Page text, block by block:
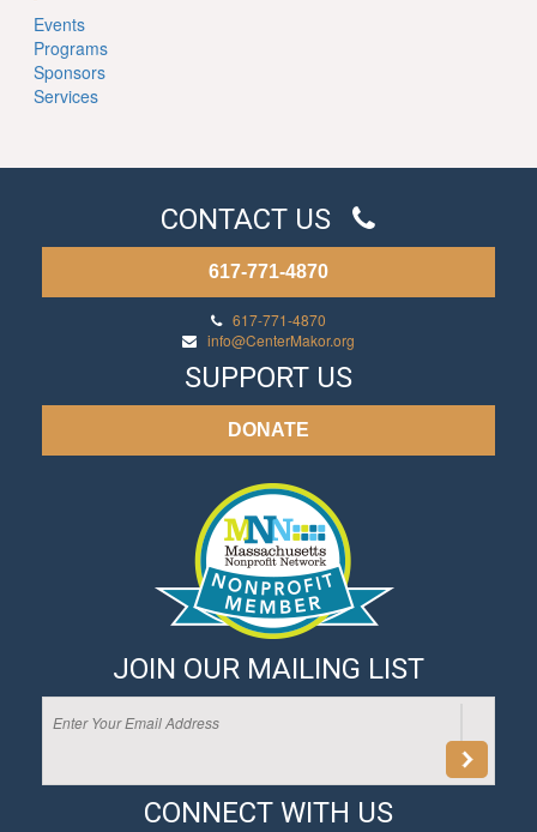
Events
Programs
Sponsors
Services
CONTACT US
617-771-4870
617-771-4870
info@CenterMakor.org
SUPPORT US
DONATE
JOIN OUR MAILING LIST
CONNECT WITH US